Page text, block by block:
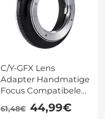
C/Y-GFX Lens
Adapter Handmatige
Focus Compatibele
Contax Yashica DSLR
Lenzen voor Fuji GFX
61,48€ 44,99€